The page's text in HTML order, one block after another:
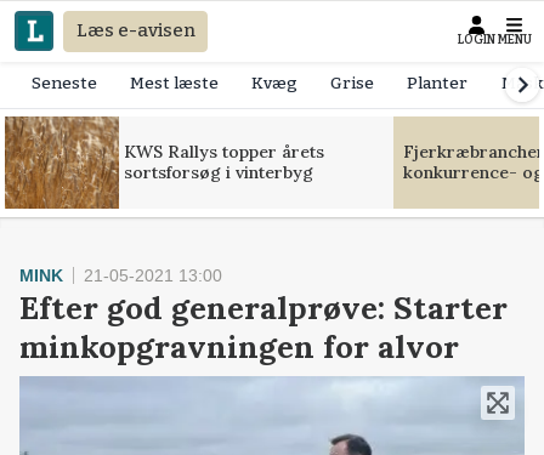
Læs e-avisen LOGIN MENU
Seneste Mest læste Kvæg Grise Planter
KWS Rallys topper årets
sortsforsøg i vinterbyg
konkurrence-
MINK 21-05-2021 13:00
Efter god generalprøve: Starter
minkopgravningen for alvor